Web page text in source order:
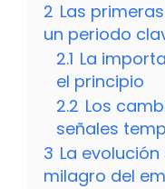
2 Las
un periodo
2.1 La
el principio
2.2 Los
señales
3 La
milagro del